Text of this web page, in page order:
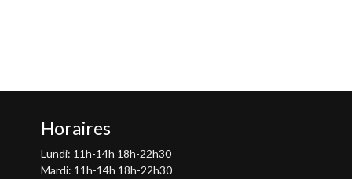
Horaires
Lundi: 11h-14h 18h-22h30
Mardi: 11h-14h 18h-22h30